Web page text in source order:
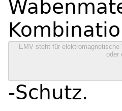
EMV steht für
oder
-Schutz.